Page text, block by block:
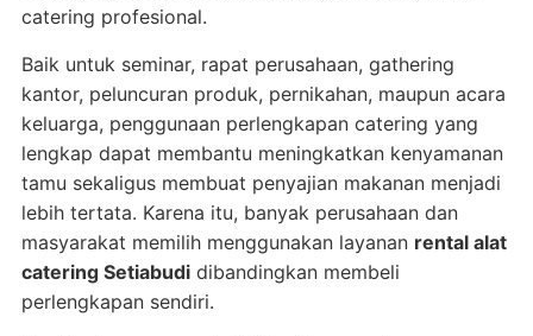
catering profesional.
Baik untuk seminar, rapat perusahaan, gathering
kantor, peluncuran produk, pernikahan, maupun acara
keluarga, penggunaan perlengkapan catering yang
lengkap dapat membantu meningkatkan kenyamanan
tamu sekaligus membuat penyajian makanan menjadi
lebih tertata. Karena itu, banyak perusahaan dan
masyarakat memilih menggunakan layanan rental alat
catering Setiabudidibandingkan membeli
perlengkapan sendiri.